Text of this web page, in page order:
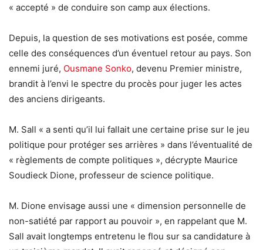
« accepté » de conduire son camp aux élections.
Depuis, la question de ses motivations est posée, comme
celle des conséquences d’un éventuel retour au pays. Son
ennemi juré, Ousmane Sonko, devenu Premier ministre,
brandit à l’envi le spectre du procès pour juger les actes
des anciens dirigeants.
M. Sall « a senti qu’il lui fallait une certaine prise sur le jeu
politique pour protéger ses arrières » dans l’éventualité de
« règlements de compte politiques », décrypte Maurice
Soudieck Dione, professeur de science politique.
M. Dione envisage aussi une « dimension personnelle de
non-satiété par rapport au pouvoir », en rappelant que M.
Sall avait longtemps entretenu le flou sur sa candidature à